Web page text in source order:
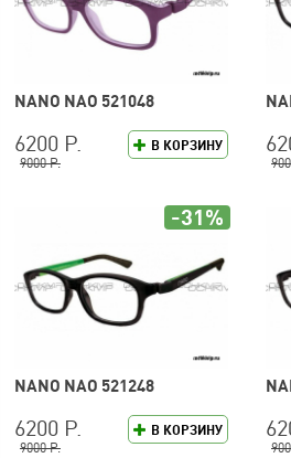
NANO NAO 521048
В КОРЗИНУ
6200 Р.
9000 Р.
NANO NAO 521248
В КОРЗИНУ
6200 Р.
9000 Р.
-31%